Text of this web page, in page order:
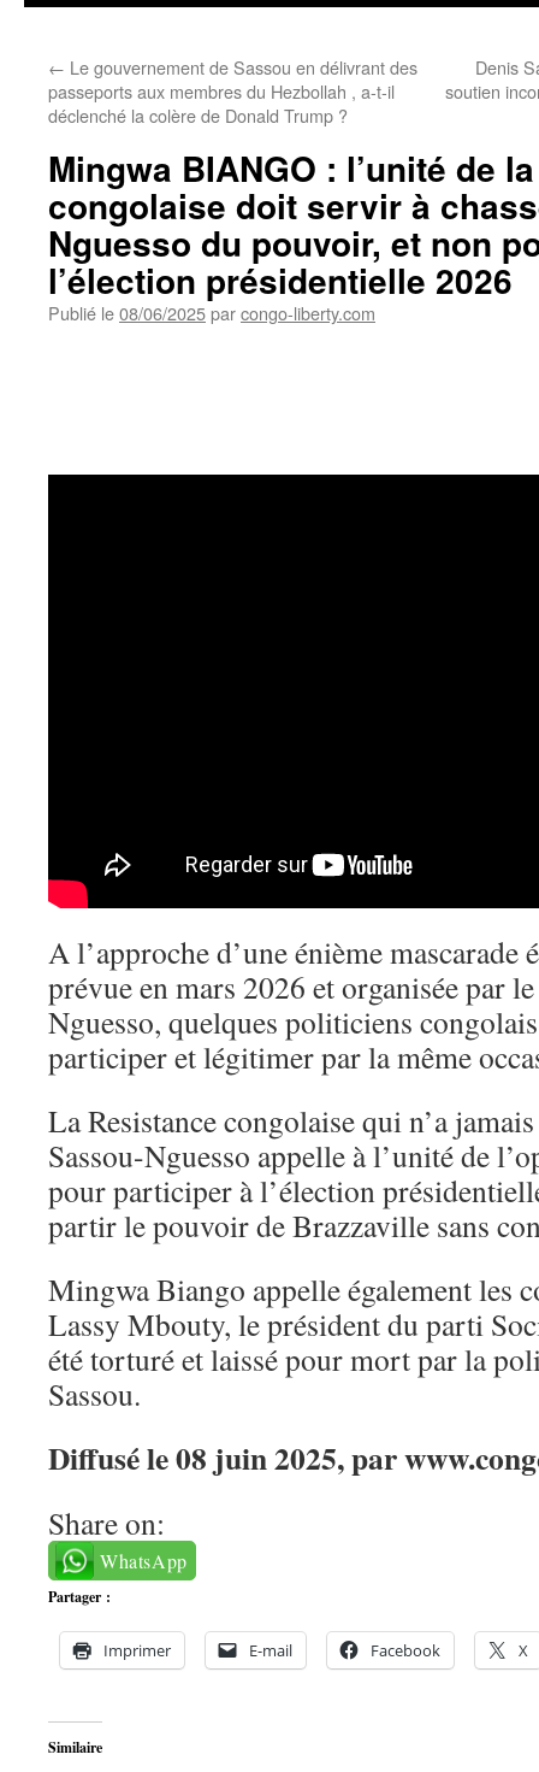
← Le gouvernement de Sassou en délivrant des
passeports aux membres du Hezbollah , a-t-il
déclenché la colère de Donald Trump ?
Denis
soutien
Mingwa BIANGO : l’unité de
congolaise doit servir à
Nguesso du pouvoir, et non
l’élection présidentielle 2026
Publié le08/06/2025parcongo-liberty.com
A l’approche d’une énième
prévue en mars 2026 et organisée par
Nguesso, quelques politiciens
participer et légitimer par la même
La Resistance congolaise qui n’a
Sassou-Nguesso appelle à l’unité de
pour participer à l’élection
partir le pouvoir de Brazzaville sans
Mingwa Biango appelle également les
Lassy Mbouty, le président du parti
été torturé et laissé pour mort par la
Sassou.
Diffusé le 08 juin 2025, par
Share on:
WhatsApp
Partager :
Imprimer E-mail Facebook X
Similaire